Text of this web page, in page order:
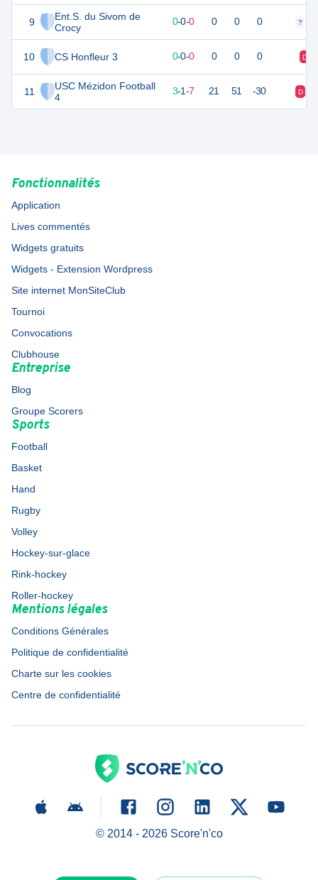
9
Ent.S. du Sivom de
Crocy
10 CS Honfleur 3
11
USC Mézidon Football
4
0 0-0-0 0 0 0 ?
0-0-0 0 0 0 D
5 16 3-1-7 21 51 -30 D
Fonctionnalités
Application
Lives commentés
Widgets gratuits
Widgets - Extension Wordpress
Site internet MonSiteClub
Tournoi
Convocations
Clubhouse
Entreprise
Blog
Groupe Scorers
Sports
Football
Basket
Hand
Rugby
Volley
Hockey-sur-glace
Rink-hockey
Roller-hockey
Mentions légales
Conditions Générales
Politique de confidentialité
Charte sur les cookies
Centre de confidentialité
© 2014 - 2026Score'n'co